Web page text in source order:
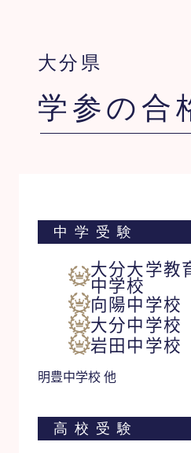
大分県
学参の合
中学受験
大分大学教
中学校
向陽中学校
大分中学校
岩田中学校
明豊中学校 他
高校受験